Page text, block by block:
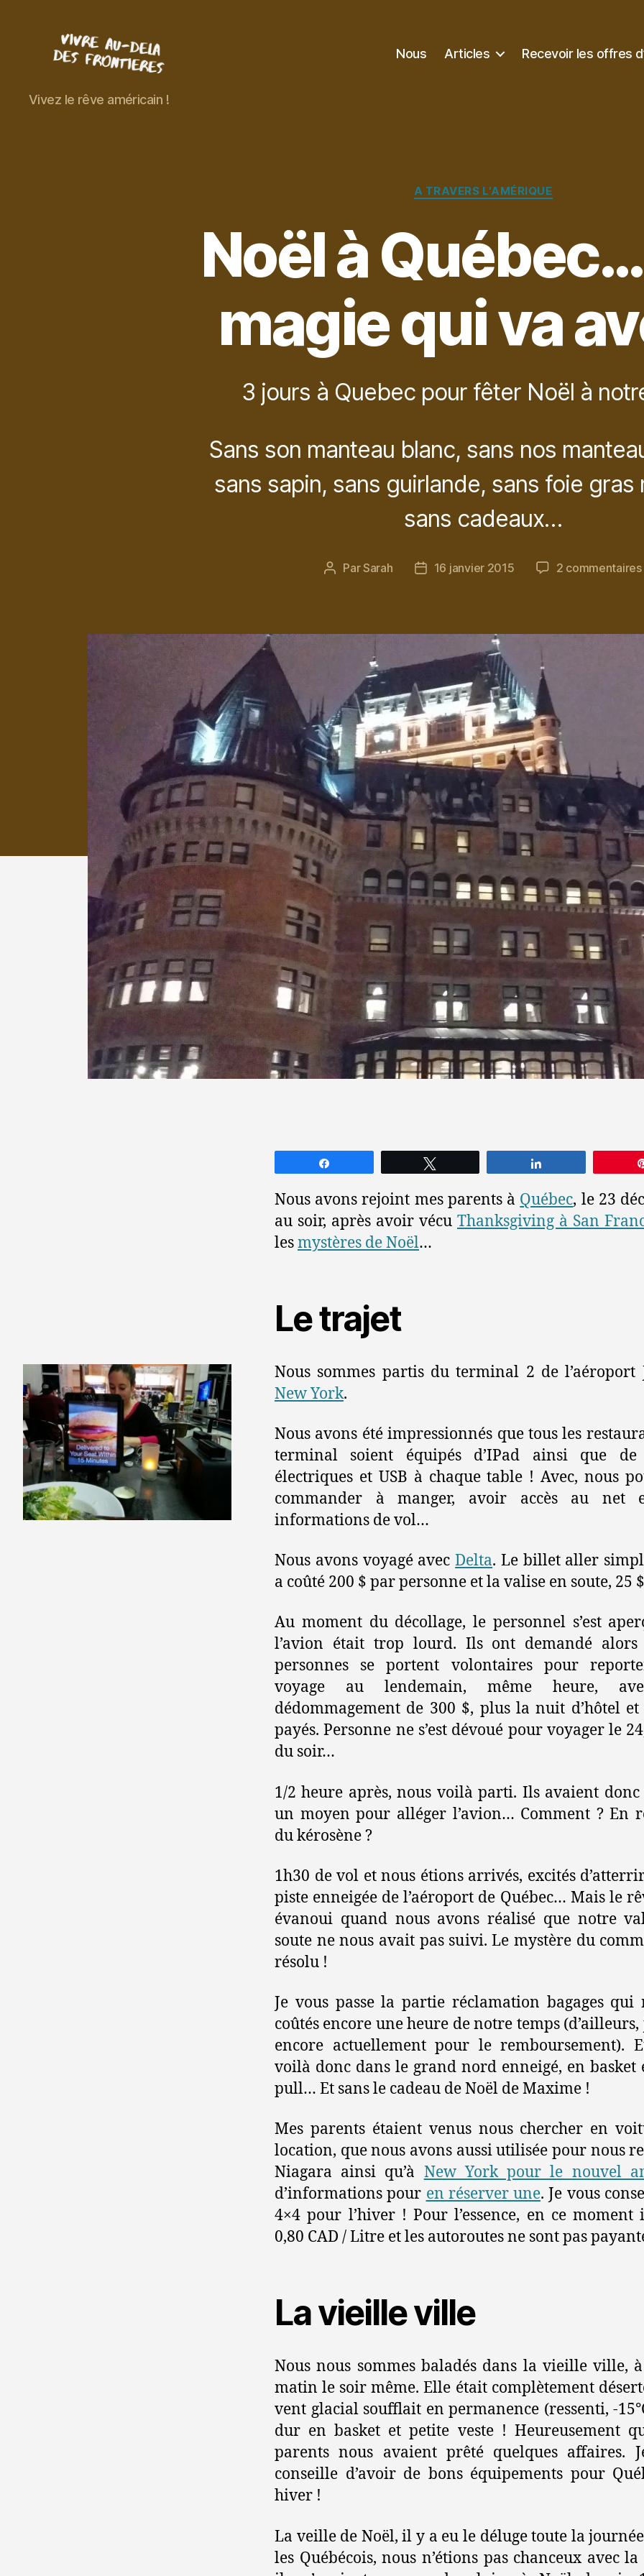
Vivre
au-
Vivez le rêve américain !
Nous Articles Recevoir les offres
Catégories
A TRAVERS L'AMÉRIQUE
Noël à
magie qui va
3 jours à Quebec pour fêter Noël à
Sans son manteau blanc, sans nos
sans sapin, sans guirlande, sans foie gras
sans cadeaux…
Auteur
ParSarah
Date16 janvier 2015 2 commentaires
Nous avons rejoint mes parents à Québec, le 23
au soir, après avoir vécu Thanksgiving à San
lesmystères de Noël…
Le trajet
Nous sommes partis du terminal 2 de l’aéroport
New York.
Nous avons été impressionnés que tous les
terminal soient équipés d’IPad ainsi que de
électriques et USB à chaque table ! Avec, nous
commander à manger, avoir accès au net
informations de vol…
Nous avons voyagé avecDelta. Le billet aller
a coûté 200 $ par personne et la valise en soute, 25
Au moment du décollage, le personnel s’est
l’avion était trop lourd. Ils ont demandé
personnes se portent volontaires pour
voyage au lendemain, même heure,
dédommagement de 300 $, plus la nuit d’hôtel
payés. Personne ne s’est dévoué pour voyager le
du soir…
1/2 heure après, nous voilà parti. Ils avaient
un moyen pour alléger l’avion… Comment ? En
du kérosène ?
1h30 de vol et nous étions arrivés, excités
piste enneigée de l’aéroport de Québec… Mais le
évanoui quand nous avons réalisé que notre
soute ne nous avait pas suivi. Le mystère du
résolu !
Je vous passe la partie réclamation bagages qui
coûtés encore une heure de notre temps
encore actuellement pour le remboursement).
voilà donc dans le grand nord enneigé, en basket
pull… Et sans le cadeau de Noël de Maxime !
Mes parents étaient venus nous chercher en
location, que nous avons aussi utilisée pour nous
Niagara ainsi qu’à New York pour le nouvel
d’informations pour en réserver une. Je vous
4×4 pour l’hiver ! Pour l’essence, en ce moment
0,80 CAD / Litre et les autoroutes ne sont pas
La vieille ville
Nous nous sommes baladés dans la vieille ville,
matin le soir même. Elle était complètement
vent glacial soufflait en permanence (ressenti, -
dur en basket et petite veste ! Heureusement
parents nous avaient prêté quelques affaires.
conseille d’avoir de bons équipements pour
hiver !
La veille de Noël, il y a eu le déluge toute la
les Québécois, nous n’étions pas chanceux avec la